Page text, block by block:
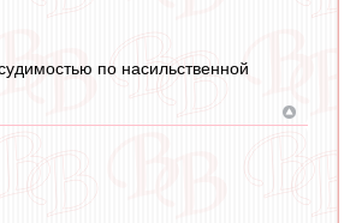
по насильственной